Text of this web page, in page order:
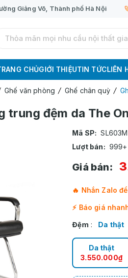
Giảng Võ, Thành phố Hà Nội
CHỦGIỚI THIỆUTIN TỨCLIÊN
Ghế văn phòng Ghế chân quỳ
trung đệm da The
Mã SP: SL603M
Lượt bán: 999+
Giá bán:
🔥 Nhắn Zalo
⚡ Báo giá
Đệm : Da thật
Da thật
3.550.000₫